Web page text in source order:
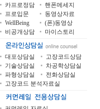
카프로정담
핸폰메세지
프로입문
동영상자료
WellBeing
(폰)동영상
비공개상담
마이스토리
대포상담실
고장코드상담
기술상담실
차공학상담실
파형상담실
전화상담실
고장코드 분석자료실